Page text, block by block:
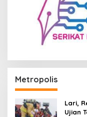
Metropolis
Lari,
Ujian